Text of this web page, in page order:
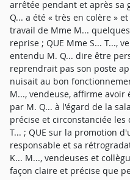
arrêtée pendant et après sa
Q... a été « très en colère »
travail de Mme M...
reprise ; QUE Mme S... T...,
entendu M. Q... dire être
reprendrait pas son poste
nuisait au bon
M..., vendeuse, affirme
par M. Q... à l'égard de la
précise et circonstanciée les
T... ; QUE sur la promotion
responsable et sa
K... M..., vendeuses et
façon claire et précise que